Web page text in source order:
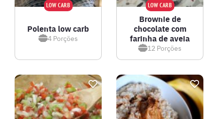
LOW CARB
Polenta low carb
4 Porções
LOW CARB
Brownie de
chocolate com
farinha de aveia
12 Porções